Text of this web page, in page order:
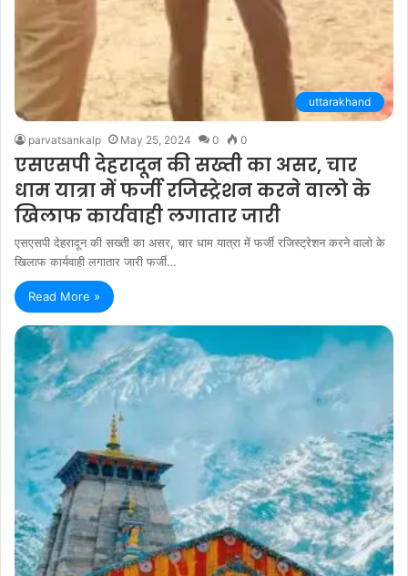
uttarakhand
parvatsankalp May 25, 2024 0 0
एसएसपी देहरादून की सख्ती का असर, चार
धाम यात्रा में फर्जी रजिस्ट्रेशन करने वालो के
खिलाफ कार्यवाही लगातार जारी
एसएसपी देहरादून की सख्ती का असर, चार धाम यात्रा में फर्जी रजिस्ट्रेशन करने वालो के
खिलाफ कार्यवाही लगातार जारी फर्जी…
Read More »